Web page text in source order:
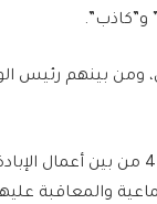
و”كاذب”.
ومن بينهم رئيس
وخلصت اللجنة المؤلفة من 3 أعضاء إلى
والمعاقبة عليها